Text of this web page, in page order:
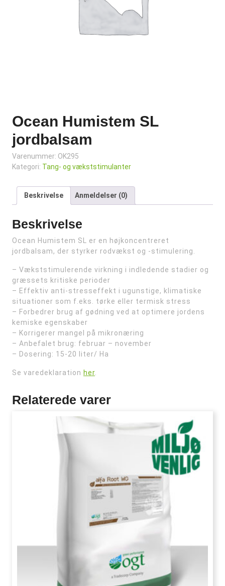
Ocean Humistem SL
jordbalsam
Varenummer: OK295
Kategori: Tang- og vækststimulanter
Beskrivelse Anmeldelser (0)
Beskrivelse
Ocean Humistem SL er en højkoncentreret
jordbalsam, der styrker rodvækst og -stimulering.
– Vækststimulerende virkning i indledende stadier og
græssets kritiske perioder
– Effektiv anti-stresseffekt i ugunstige, klimatiske
situationer som f.eks. tørke eller termisk stress
– Forbedrer brug af gødning ved at optimere jordens
kemiske egenskaber
– Korrigerer mangel på mikronæring
– Anbefalet brug: februar – november
– Dosering: 15-20 liter/ Ha
Se varedeklaration her
Relaterede varer